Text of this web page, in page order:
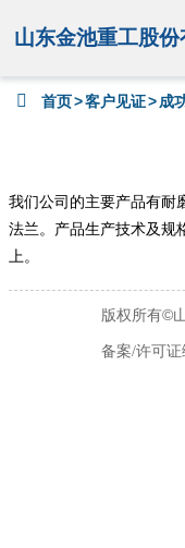
山东金池重工股份
 首页>客户见证>成
我们公司的主要产品有耐
法兰。产品生产技术及规
上。
版权所有©
备案/许可证